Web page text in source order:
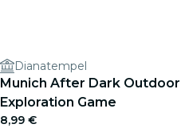
Dianatempel
Munich After Dark Outdoor
Exploration Game
8,99 €